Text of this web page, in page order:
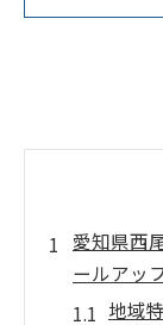
愛知県西
ールアッ
地域